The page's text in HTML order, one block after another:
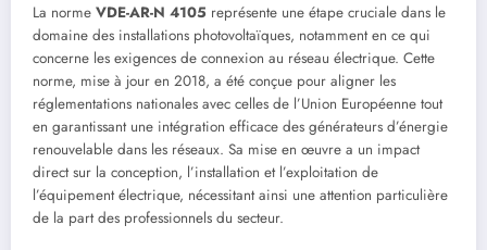
La norme VDE-AR-N 4105 représente une étape cruciale dans le
domaine des installations photovoltaïques, notamment en ce qui
concerne les exigences de connexion au réseau électrique. Cette
norme, mise à jour en 2018, a été conçue pour aligner les
réglementations nationales avec celles de l’Union Européenne tout
en garantissant une intégration efficace des générateurs d’énergie
renouvelable dans les réseaux. Sa mise en œuvre a un impact
direct sur la conception, l’installation et l’exploitation de
l’équipement électrique, nécessitant ainsi une attention particulière
de la part des professionnels du secteur.